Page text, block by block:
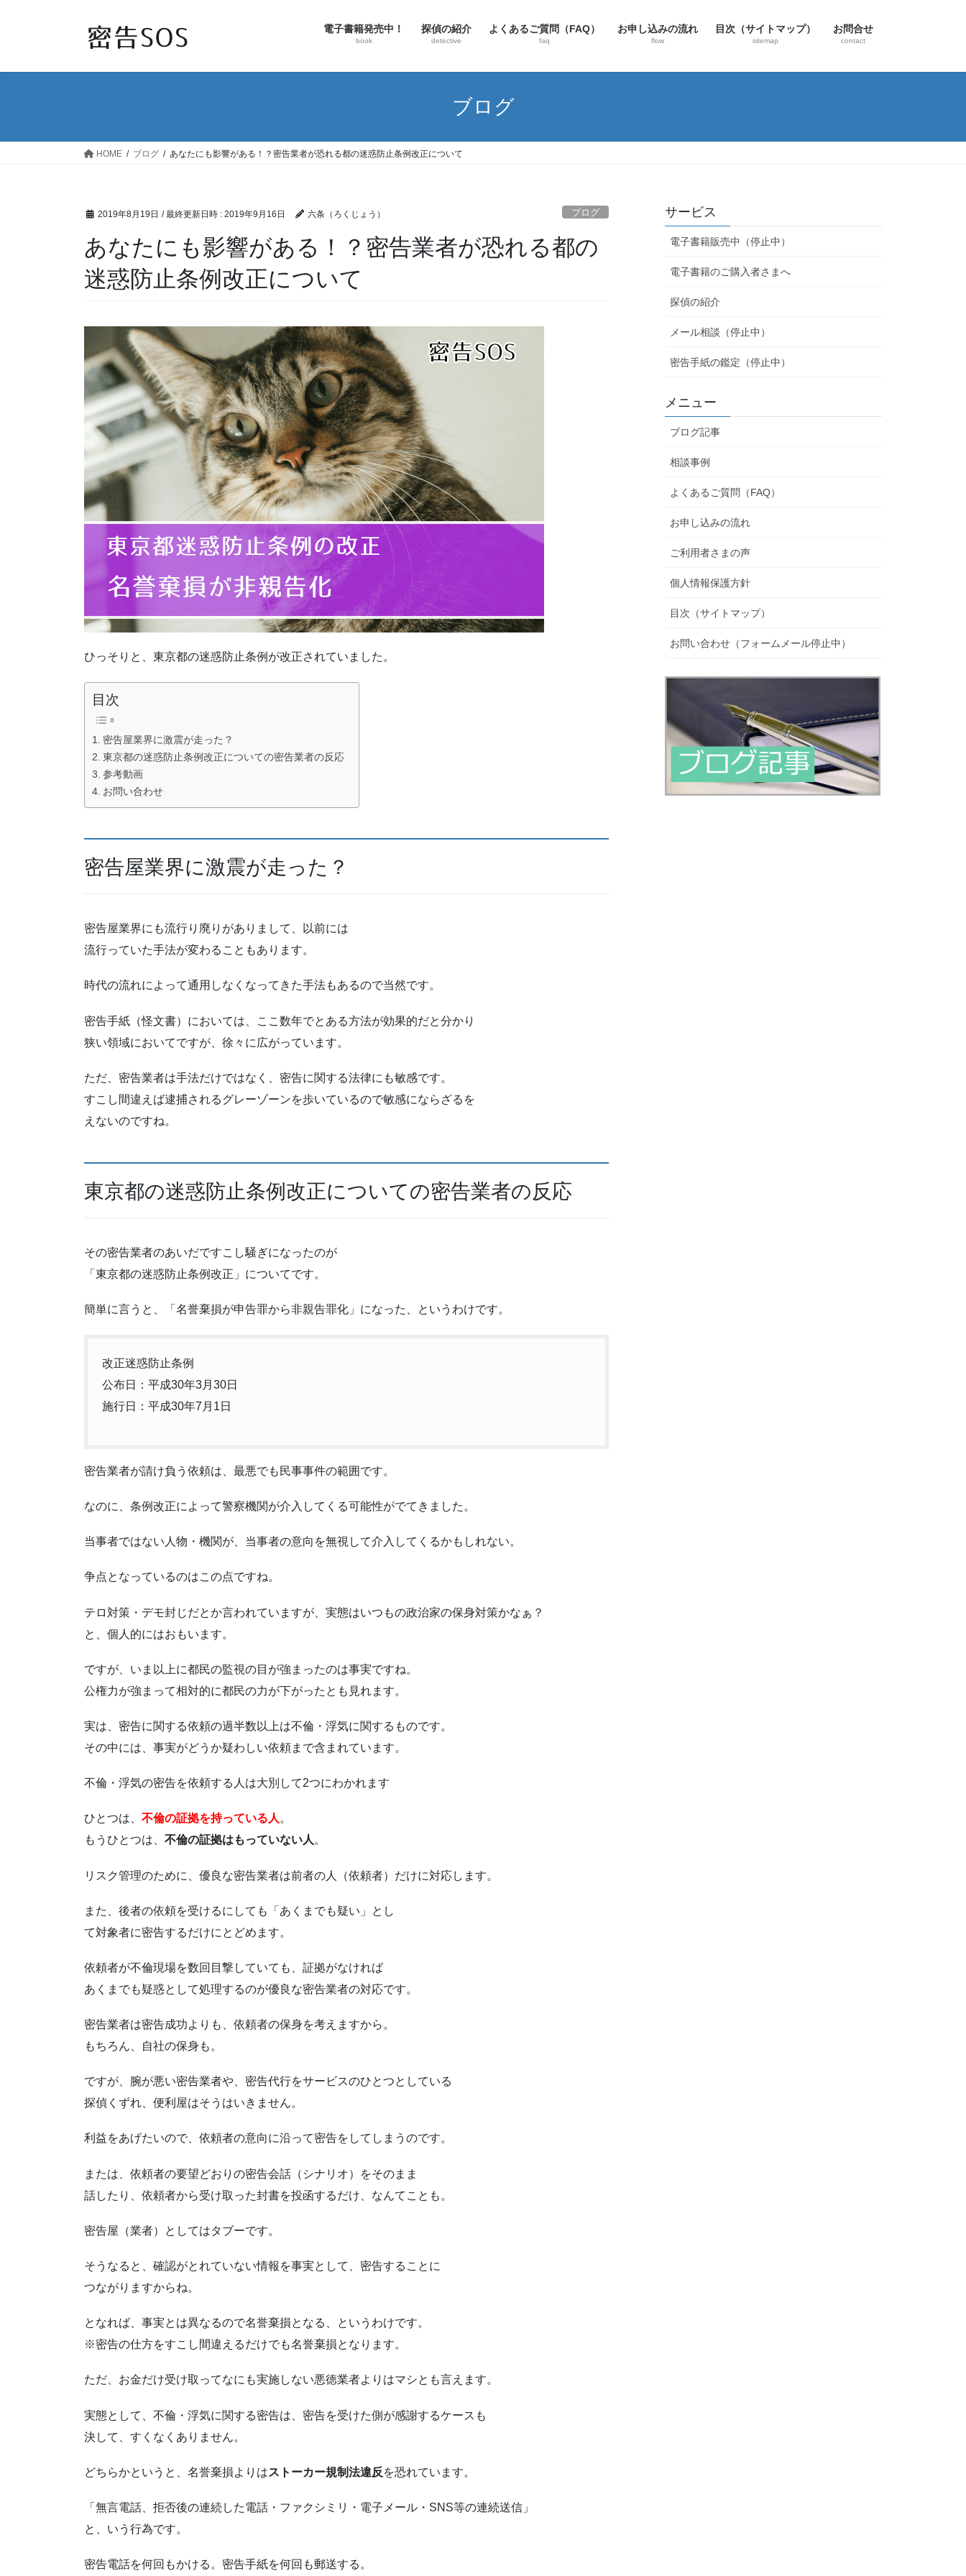
ッ
移
電子書籍発売中！
book
探偵の紹介
detective
よくあるご質問（FAQ）
faq
お申し込みの流れ
flow
目次（サイトマップ）
sitemap
お問合せ
contact
ブログ
HOME ブログ あなたにも影響がある！？密告業者が恐れる都の迷惑防止条例改正について
2019年8月19日 / 最終更新日時 : 2019年9月16日 六条（ろくじょう） ブログ
あなたにも影響がある！？密告業者が恐れる都の
迷惑防止条例改正について
ひっそりと、東京都の迷惑防止条例が改正されていました。
目次
密告屋業界に激震が走った？
東京都の迷惑防止条例改正についての密告業者の反応
参考動画
お問い合わせ
密告屋業界に激震が走った？
密告屋業界にも流行り廃りがありまして、以前には
流行っていた手法が変わることもあります。
時代の流れによって通用しなくなってきた手法もあるので当然です。
密告手紙（怪文書）においては、ここ数年でとある方法が効果的だと分かり
狭い領域においてですが、徐々に広がっています。
ただ、密告業者は手法だけではなく、密告に関する法律にも敏感です。
すこし間違えば逮捕されるグレーゾーンを歩いているので敏感にならざるを
えないのですね。
東京都の迷惑防止条例改正についての密告業者の反応
その密告業者のあいだですこし騒ぎになったのが
「東京都の迷惑防止条例改正」についてです。
簡単に言うと、「名誉棄損が申告罪から非親告罪化」になった、というわけです。
改正迷惑防止条例
公布日：平成30年3月30日
施行日：平成30年7月1日
密告業者が請け負う依頼は、最悪でも民事事件の範囲です。
なのに、条例改正によって警察機関が介入してくる可能性がでてきました。
当事者ではない人物・機関が、当事者の意向を無視して介入してくるかもしれない。
争点となっているのはこの点ですね。
テロ対策・デモ封じだとか言われていますが、実態はいつもの政治家の保身対策かなぁ？
と、個人的にはおもいます。
ですが、いま以上に都民の監視の目が強まったのは事実ですね。
公権力が強まって相対的に都民の力が下がったとも見れます。
実は、密告に関する依頼の過半数以上は不倫・浮気に関するものです。
その中には、事実がどうか疑わしい依頼まで含まれています。
不倫・浮気の密告を依頼する人は大別して2つにわかれます
ひとつは、 不倫の証拠を持っている人 。
もうひとつは、 不倫の証拠はもっていない人 。
リスク管理のために、優良な密告業者は前者の人（依頼者）だけに対応します。
また、後者の依頼を受けるにしても「あくまでも疑い」とし
て対象者に密告するだけにとどめます。
依頼者が不倫現場を数回目撃していても、証拠がなければ
あくまでも疑惑として処理するのが優良な密告業者の対応です。
密告業者は密告成功よりも、依頼者の保身を考えますから。
もちろん、自社の保身も。
ですが、腕が悪い密告業者や、密告代行をサービスのひとつとしている
探偵くずれ、便利屋はそうはいきません。
利益をあげたいので、依頼者の意向に沿って密告をしてしまうのです。
または、依頼者の要望どおりの密告会話（シナリオ）をそのまま
話したり、依頼者から受け取った封書を投函するだけ、なんてことも。
密告屋（業者）としてはタブーです。
そうなると、確認がとれていない情報を事実として、密告することに
つながりますからね。
となれば、事実とは異なるので名誉棄損となる、というわけです。
※密告の仕方をすこし間違えるだけでも名誉棄損となります。
ただ、お金だけ受け取ってなにも実施しない悪徳業者よりはマシとも言えます。
実態として、不倫・浮気に関する密告は、密告を受けた側が感謝するケースも
決して、すくなくありません。
どちらかというと、名誉棄損よりはストーカー規制法違反 を恐れています。
「無言電話、拒否後の連続した電話・ファクシミリ・電子メール・SNS等の連続送信」
と、いう行為です。
密告電話を何回もかける。密告手紙を何回も郵送する。
サービス
電子書籍販売中（停止中）
電子書籍のご購入者さまへ
探偵の紹介
メール相談（停止中）
密告手紙の鑑定（停止中）
メニュー
ブログ記事
相談事例
よくあるご質問（FAQ）
お申し込みの流れ
ご利用者さまの声
個人情報保護方針
目次（サイトマップ）
お問い合わせ（フォームメール停止中）